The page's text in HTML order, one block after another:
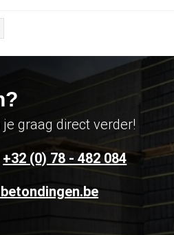
graag direct verder!
+32 (0) 78 - 482 084